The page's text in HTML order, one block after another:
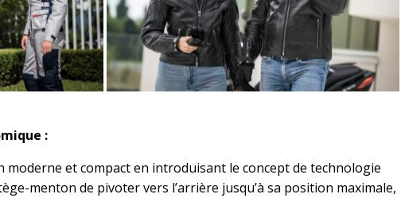
:
moderne et compact en introduisant le concept de technologie
menton de pivoter vers l’arrière jusqu’à sa position maximale,